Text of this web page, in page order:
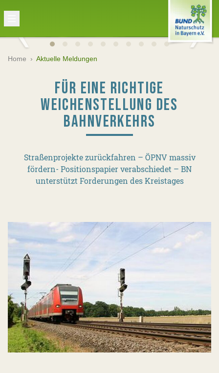
Home › Aktuelle Meldungen
FÜR EINE RICHTIGE
WEICHENSTELLUNG DES
BAHNVERKEHRS
Straßenprojekte zurückfahren – ÖPNV massiv
fördern- Positionspapier verabschiedet – BN
unterstützt Forderungen des Kreistages